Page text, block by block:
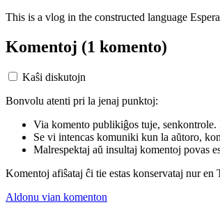
This is a vlog in the constructed language
Komentoj (1 komento)
Kaŝi diskutojn
Bonvolu atenti pri la jenaj punktoj:
Via komento publikiĝos tuje,
Se vi intencas komuniki kun la aŭtoro,
Malrespektaj aŭ insultaj komentoj povas
Komentoj afiŝataj ĉi tie estas konservataj nur
Aldonu vian komenton